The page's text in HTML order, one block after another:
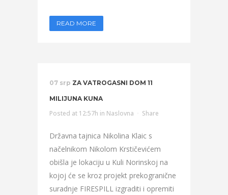
READ MORE
07 srp ZA VATROGASNI DOM 11
MILIJUNA KUNA
Posted at 12:57h in Naslovna Share
Državna tajnica Nikolina Klaic s
načelnikom Nikolom Krstičevićem
obišla je lokaciju u Kuli Norinskoj na
kojoj će se kroz projekt prekogranične
suradnje FIRESPILL izgraditi i opremiti